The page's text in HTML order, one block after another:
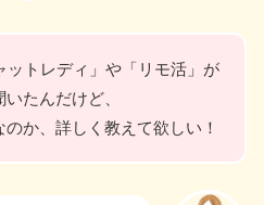
ットレディ」や「リモ活」が
たんだけど、
のか、詳しく教えて欲しい！